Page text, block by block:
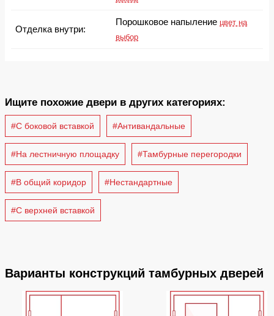
Отделка внутри:
Порошковое напыление цвет на
выбор
Ищите похожие двери в других категориях:
#С боковой вставкой #Антивандальные
#На лестничную площадку #Тамбурные перегородки
#В общий коридор #Нестандартные
#С верхней вставкой
Варианты конструкций тамбурных дверей